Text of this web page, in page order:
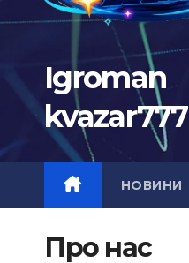
Igroman
kvazar777
НОВИНИ
Про нас